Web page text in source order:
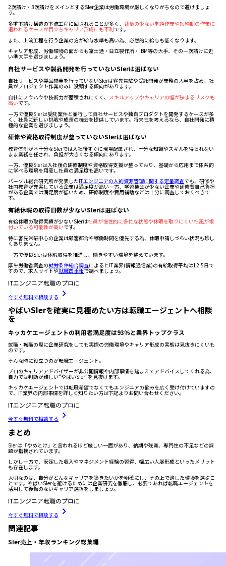
2次請け・3次請けをメインとするSIer企業は労働環境が厳しくなりがちなので避けましょ
う。
多重下請け構造の下流工程に回されることが多く、 裁量の少ない単純作業や短納期の作業に
追われるケースが目立ちキャリア形成にも不利です。
また、上流工程を行う企業の方が給与水準も高い為、必然的に給与も低くなります。
キャリア形成、労働環境の面からも富士通・日立製作所・IBM等の大手、その一次請けに近
い準大手を選びましょう。
自社サービスや製品開発を行っていないSIerは選ばない
自社サービスや製品開発を行っていないSIerは客先常駐や受託開発が業務の大半を占め、社
員がプロジェクト作業のみに没頭する傾向があります。
自社にノウハウや技術力が蓄積されにくく、 スキルアップやキャリアの幅が狭まるリスクも
高いです。
一方で優良SIerは受託案件と並行して自社サービスや独自プロダクトを開発するケースが多
く、社員に新しい挑戦や成長の機会を提供しています。将来性を考えるなら、自社開発に積
極的な企業を選びましょう。
研修や資格取得制度が整っていないSIerは選ばない
教育体制が不十分なSIerでは入社後すぐに現場配属され、十分な知識やスキルを得られない
まま業務を任され、負担が大きくなる傾向にあります。
一方、優良SIerは入社後の研修制度や資格取得支援が整っており、基礎から応用まで体系的
に学べる環境を用意し社員の満足度も高いです。
パーソル総合研究所が発表したITエンジニアの人的資源管理に関する定量調査でも、研修や
社内教育が充実している企業は満足度が高い一方、学習機会が少ない企業や研修費自己負担
がある企業では満足度が低いため、研修制度や費用補助などは十分に調査しておくべきで
す。
有給休暇の取得日数が少ないSIerは選ばない
有給休暇の取得実績が少ないSIerは社員が慢性的に多忙な状態や休暇を取りにくい社風が根
付いている可能性が高いです。
特に客先常駐中心の企業は顧客都合や稼働時間を優先する為、休暇申請しづらい状況も珍し
くありません。
一方で優良SIerは休暇取得を推進し、働きやすい環境を整えています。
厚生労働省調査の就労条件総合調査によるとIT業界(情報通信業)の有給取得平均は12.5日で
すので、求人サイトや就職四季報で調べましょう。
ITエンジニア転職のプロに
今すぐ無料で相談する
やばいSIerを確実に見極めたい方は転職エージェントへ相談
を
キッカケエージェントの利用者満足度は93％と業界トップクラス
就職・転職の際に企業研究をしても実際の労働環境やキャリア形成の実態は見抜きにくいも
のです。
そんな時に役立つのが転職エージェント。
プロのキャリアアドバイザーが非公開情報や内部事情を踏まえてアドバイスしてくれる為、
自力では判断が難しい“やばいSIer”を見抜けます。
キッカケエージェントでは転職希望でなくてもエンジニアの悩みを広く受け付けていますの
で、IT業界の内部事情を詳しく知りたい方は下記よりお問い合わせください。
ITエンジニア転職のプロに
今すぐ無料で相談する
まとめ
SIerは「やめとけ」と言われるほど厳しい一面があり、納期や残業、専門性の不足などの課
題が指摘されています。
しかし一方で、安定した収入やマネジメント経験の習得、幅広い人脈形成といったメリット
も存在します。
大切なのは、自分がどんなキャリアを築きたいかを明確にし、その上で適した環境を選ぶこ
とです。やばいSIerを避けるためには企業研究を徹底し、必要であれば転職エージェントを
活用して後悔のないキャリア選択をしましょう。
ITエンジニア転職のプロに
今すぐ無料で相談する
関連記事
SIer売上・年収ランキング総集編